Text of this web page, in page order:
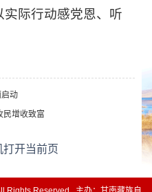
际行动感党恩、听
动
民增收致富
开当前页